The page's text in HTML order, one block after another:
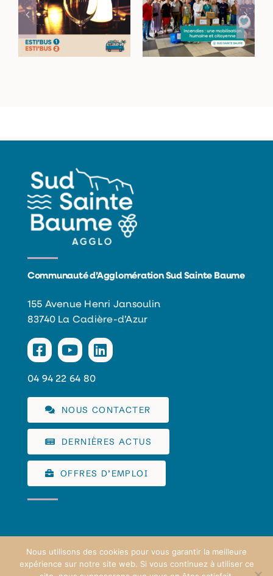
Rejoignez vos lieux
de sortie avec les
navettes Esti’Bus
Incendies dans le
Haut-Var : une
mobilisation
humaine et
citoyenne
Communauté d’Agglomération Sud Sainte Baume
155 Avenue Henri Jansoulin
83740 La Cadière-d’Azur
04 94 22 64 80
NOUS CONTACTER
DERNIÈRES ACTUS
OFFRES D’EMPLOI
COMMUNAUTÉ D'AGGLOMÉRATION SUD SAINTE BAUME
Nous utilisons des cookies pour vous garantir la meilleure
expérience sur notre site web. Si vous continuez à utiliser ce